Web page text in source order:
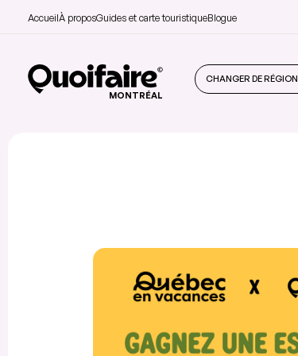
AccueilÀ proposGuides et carte touristiqueBlogue
MONTRÉAL
CHANGER DE RÉGION